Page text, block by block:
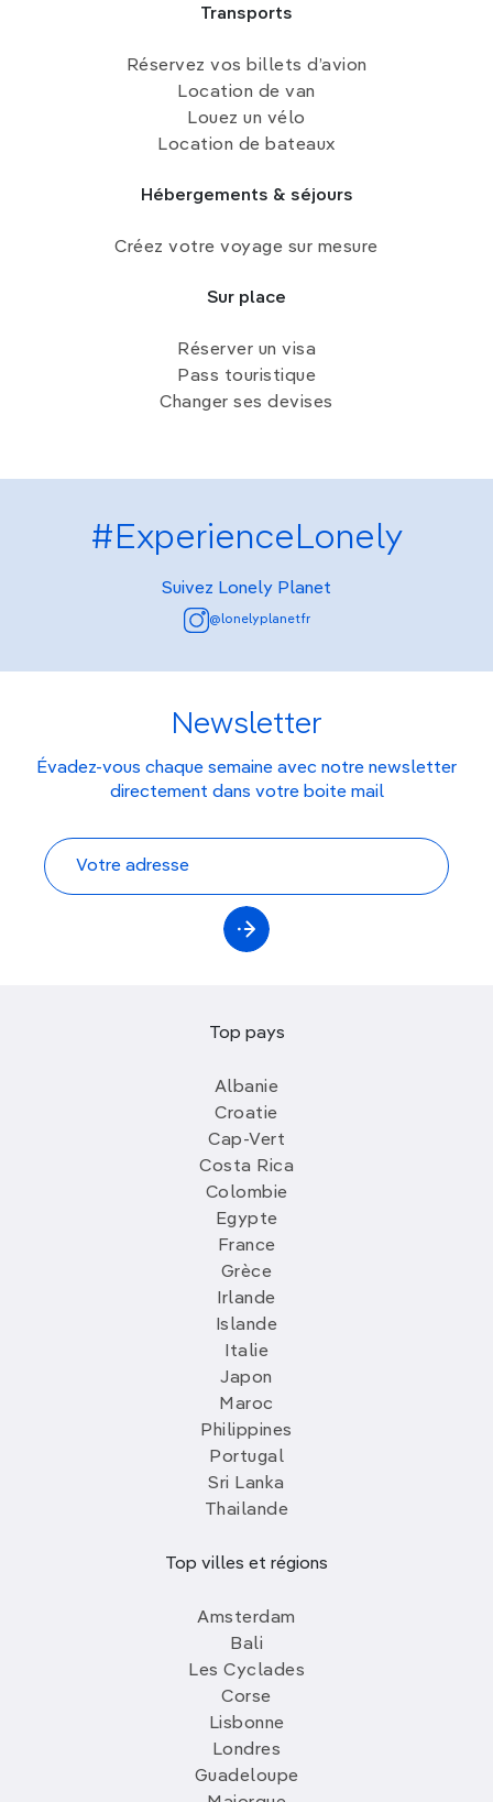
Transports
Réservez vos billets d’avion
Location de van
Louez un vélo
Location de bateaux
Hébergements & séjours
Créez votre voyage sur mesure
Sur place
Réserver un visa
Pass touristique
Changer ses devises
#ExperienceLonely
Suivez Lonely Planet
@lonelyplanetfr
Newsletter
Évadez-vous chaque semaine avec notre newsletter
directement dans votre boite mail
Top pays
Albanie
Croatie
Cap-Vert
Costa Rica
Colombie
Egypte
France
Grèce
Irlande
Islande
Italie
Japon
Maroc
Philippines
Portugal
Sri Lanka
Thailande
Top villes et régions
Amsterdam
Bali
Les Cyclades
Corse
Lisbonne
Londres
Guadeloupe